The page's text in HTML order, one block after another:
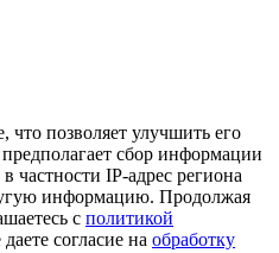
что позволяет улучшить его
сбор информации
частности IP-адрес региона
информацию. Продолжая
с политикой
согласие на обработку